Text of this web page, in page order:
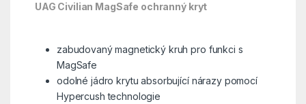
UAG Civilian MagSafe ochranný kryt
zabudovaný magnetický kruh pro funkci s
MagSafe
odolné jádro krytu absorbující nárazy pomocí
Hypercush technologie